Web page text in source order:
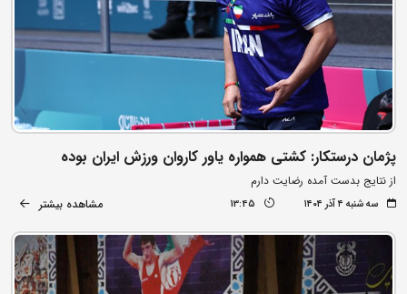
پژمان درستکار: کشتی همواره یاور کاروان ورزش ایران بوده
از نتایج بدست آمده رضایت دارم
سه شنبه ۴ آذر ۱۴۰۴ 13:45 مشاهده بیشتر